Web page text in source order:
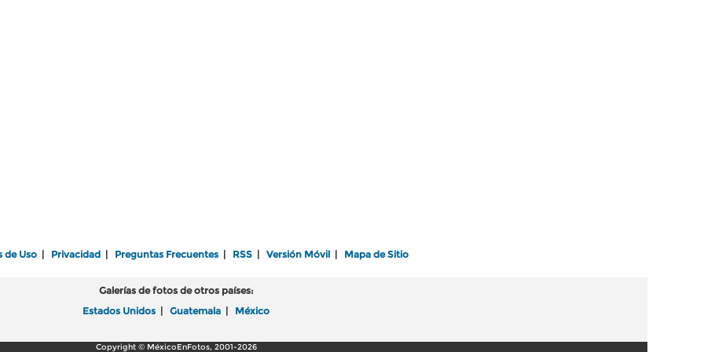
de Uso Privacidad Preguntas Frecuentes RSS Versión Móvil Mapa de Sitio
Galerías de fotos de otros países:
Estados Unidos
Guatemala México
Copyright © MéxicoEnFotos, 2001-2026